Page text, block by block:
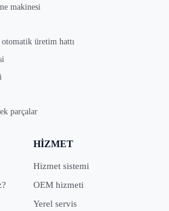
makinesi
üretim hattı
parçalar
HIZMET
Hizmet sistemi
OEM hizmeti
Yerel servis